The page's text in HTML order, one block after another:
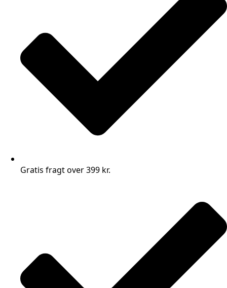
Gratis fragt over 399 kr.